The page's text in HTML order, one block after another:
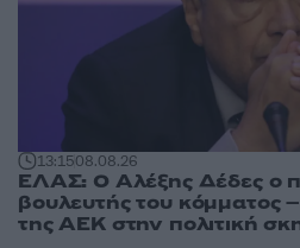
13:1508.08.26
ΕΛΑΣ: Ο Αλέξης Δέδες ο
βουλευτής του κόμματος
της ΑΕΚ στην πολιτική